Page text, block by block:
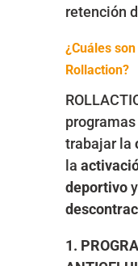
retención
¿Cuáles
Rollaction?
trabajar la
la
deportivo
1.